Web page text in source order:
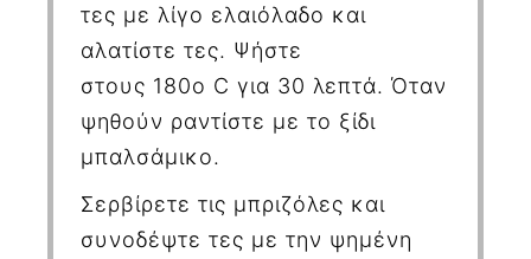
τες με λίγο ελαιόλαδο και
αλατίστε τες. Ψήστε
στους 180ο C για 30 λεπτά. Όταν
ψηθούν ραντίστε με το ξίδι
μπαλσάμικο.
Σερβίρετε τις μπριζόλες και
συνοδέψτε τες με την ψημένη